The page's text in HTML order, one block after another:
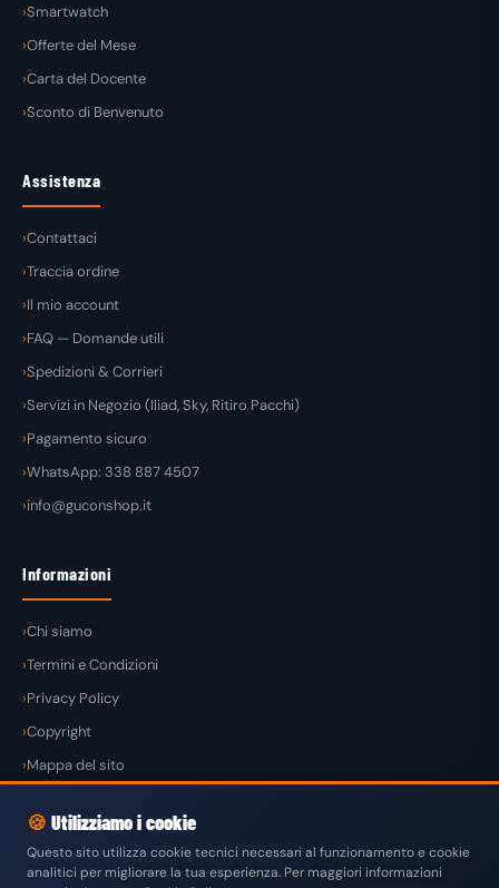
Smartwatch
Offerte del Mese
Carta del Docente
Sconto di Benvenuto
Assistenza
Contattaci
Traccia ordine
Il mio account
FAQ — Domande utili
Spedizioni & Corrieri
Servizi in Negozio (Iliad, Sky, Ritiro Pacchi)
Pagamento sicuro
WhatsApp: 338 887 4507
info@guconshop.it
Informazioni
Chi siamo
Termini e Condizioni
Privacy Policy
Copyright
Mappa del sito
© 2026 GuconShopdi Guglielmo Conte — Tutti i diritti riservati.
🍪 Utilizziamo i cookie
Questo sito utilizza cookie tecnici necessari al funzionamento e cookie
analitici per migliorare la tua esperienza. Per maggiori informazioni